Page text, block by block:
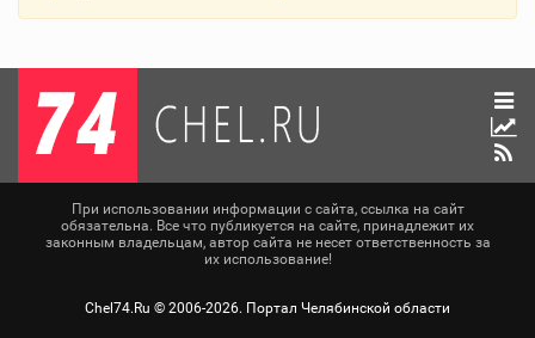
При использовании информации с сайта, ссылка на сайт
обязательна. Все что публикуется на сайте, принадлежит их
законным владельцам, автор сайта не несет ответственность за
их использование!
Chel74.Ru © 2006-2026. Портал Челябинской области